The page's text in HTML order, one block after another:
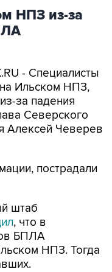
НПЗ из-за
- Специалисты
Ильском НПЗ,
за падения
Северского
Алексей Чеверев
пострадали
штаб
, что в
БПЛА
НПЗ. Тогда